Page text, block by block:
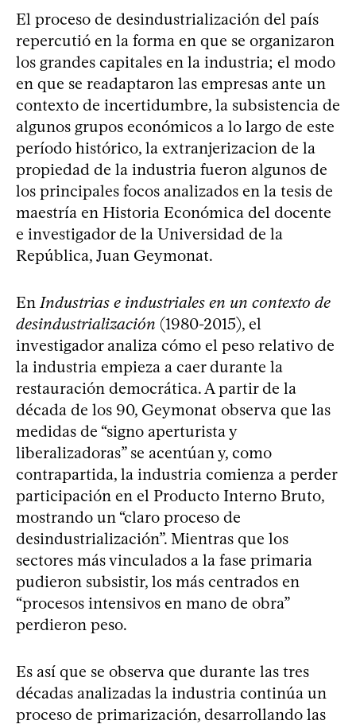
El proceso de desindustrialización del país
repercutió en la forma en que se organizaron
los grandes capitales en la industria; el modo
en que se readaptaron las empresas ante un
contexto de incertidumbre, la subsistencia de
algunos grupos económicos a lo largo de este
período histórico, la extranjerizacion de la
propiedad de la industria fueron algunos de
los principales focos analizados en la tesis de
maestría en Historia Económica del docente
e investigador de la Universidad de la
República, Juan Geymonat.
EnIndustrias e industriales en un contexto de
desindustrialización (1980-2015), el
investigador analiza cómo el peso relativo de
la industria empieza a caer durante la
restauración democrática. A partir de la
década de los 90, Geymonat observa que las
medidas de “signo aperturista y
liberalizadoras” se acentúan y, como
contrapartida, la industria comienza a perder
participación en el Producto Interno Bruto,
mostrando un “claro proceso de
desindustrialización”. Mientras que los
sectores más vinculados a la fase primaria
pudieron subsistir, los más centrados en
“procesos intensivos en mano de obra”
perdieron peso.
Es así que se observa que durante las tres
décadas analizadas la industria continúa un
proceso de primarización, desarrollando las